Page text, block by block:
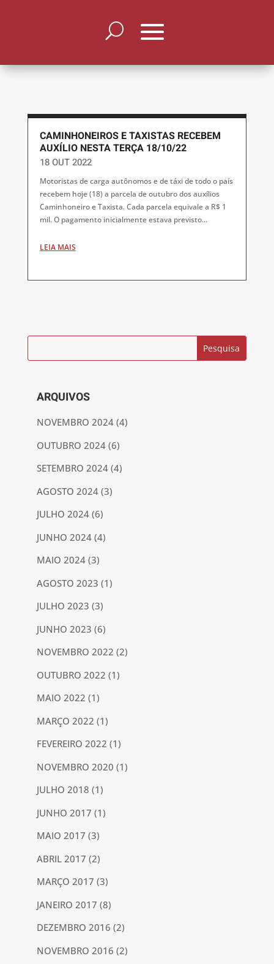
CAMINHONEIROS E TAXISTAS RECEBEM
AUXÍLIO NESTA TERÇA 18/10/22
18 OUT 2022
Motoristas de carga autônomos e de táxi de todo o país
recebem hoje (18) a parcela de outubro dos auxílios
Caminhoneiro e Taxista. Cada parcela equivale a R$ 1
mil. O pagamento inicialmente estava previsto...
LEIA MAIS
ARQUIVOS
NOVEMBRO 2024(4)
OUTUBRO 2024(6)
SETEMBRO 2024(4)
AGOSTO 2024(3)
JULHO 2024(6)
JUNHO 2024(4)
MAIO 2024(3)
AGOSTO 2023 (1)
JULHO 2023 (3)
JUNHO 2023 (6)
NOVEMBRO 2022 (2)
OUTUBRO 2022 (1)
MAIO 2022 (1)
MARÇO 2022 (1)
FEVEREIRO 2022 (1)
NOVEMBRO 2020 (1)
JULHO 2018 (1)
JUNHO 2017 (1)
MAIO 2017 (3)
ABRIL 2017 (2)
MARÇO 2017 (3)
JANEIRO 2017 (8)
DEZEMBRO 2016 (2)
NOVEMBRO 2016 (2)